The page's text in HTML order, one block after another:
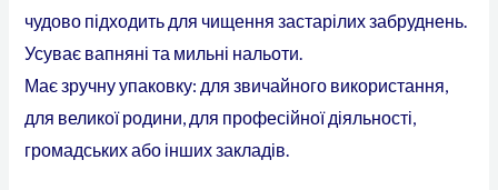
чудово підходить для чищення застарілих забруднень.
Усуває вапняні та мильні нальоти.
Має зручну упаковку: для звичайного використання,
для великої родини, для професійної діяльності,
громадських або інших закладів.